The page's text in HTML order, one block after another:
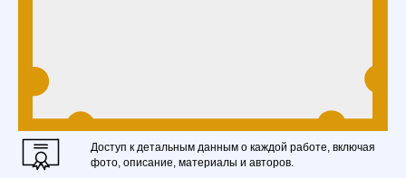
Доступ к детальным данным о каждой работе, включая
фото, описание, материалы и авторов.